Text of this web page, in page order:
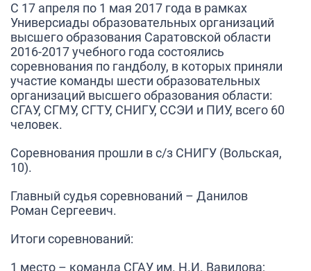
С 17 апреля по 1 мая 2017 года в рамках
Универсиады образовательных организаций
высшего образования Саратовской области
2016-2017 учебного года состоялись
соревнования по гандболу, в которых приняли
участие команды шести образовательных
организаций высшего образования области:
СГАУ, СГМУ, СГТУ, СНИГУ, ССЭИ и ПИУ, всего 60
человек.
Соревнования прошли в с/з СНИГУ (Вольская,
10).
Главный судья соревнований – Данилов
Роман Сергеевич.
Итоги соревнований:
1 место – команда СГАУ им. Н.И. Вавилова;